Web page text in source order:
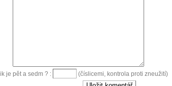
je pět a sedm ? : (číslicemi, kontrola proti zneužití)